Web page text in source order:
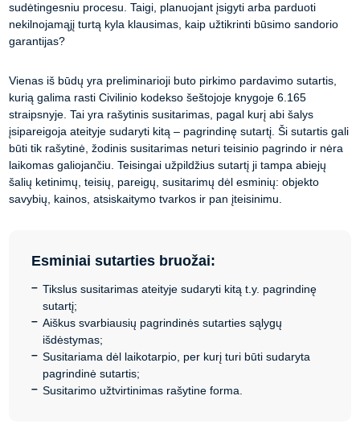
sudėtingesniu procesu. Taigi, planuojant įsigyti arba parduoti
nekilnojamąjį turtą kyla klausimas, kaip užtikrinti būsimo sandorio
garantijas?
Vienas iš būdų yra preliminarioji buto pirkimo pardavimo sutartis,
kurią galima rasti Civilinio kodekso šeštojoje knygoje 6.165
straipsnyje. Tai yra rašytinis susitarimas, pagal kurį abi šalys
įsipareigoja ateityje sudaryti kitą – pagrindinę sutartį. Ši sutartis gali
būti tik rašytinė, žodinis susitarimas neturi teisinio pagrindo ir nėra
laikomas galiojančiu. Teisingai užpildžius sutartį ji tampa abiejų
šalių ketinimų, teisių, pareigų, susitarimų dėl esminių: objekto
savybių, kainos, atsiskaitymo tvarkos ir pan įteisinimu.
Esminiai sutarties bruožai:
Tikslus susitarimas ateityje sudaryti kitą t.y. pagrindinę
sutartį;
Aiškus svarbiausių pagrindinės sutarties sąlygų
išdėstymas;
Susitariama dėl laikotarpio, per kurį turi būti sudaryta
pagrindinė sutartis;
Susitarimo užtvirtinimas rašytine forma.